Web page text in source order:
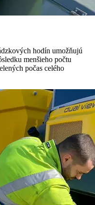
hodín umožňujú
menšieho počtu
počas celého